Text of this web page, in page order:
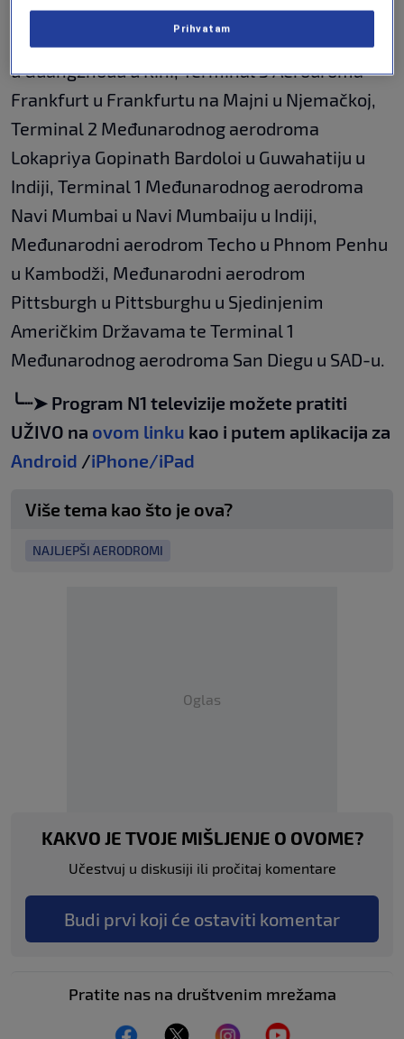
na svijetu za 2026. godinu nalaze se Terminal 3
Međunarodnog aerodroma Guangzhou Baiyun
u Guangzhouu u Kini, Terminal 3 Aerodroma
Frankfurt u Frankfurtu na Majni u Njemačkoj,
Terminal 2 Međunarodnog aerodroma
Lokapriya Gopinath Bardoloi u Guwahatiju u
Indiji, Terminal 1 Međunarodnog aerodroma
Navi Mumbai u Navi Mumbaiju u Indiji,
Međunarodni aerodrom Techo u Phnom Penhu
u Kambodži, Međunarodni aerodrom
Pittsburgh u Pittsburghu u Sjedinjenim
Američkim Državama te Terminal 1
Međunarodnog aerodroma San Diegu u SAD-u.
╰┈➤ Program N1 televizije možete pratiti
UŽIVO na ovom linku kao i putem aplikacija za
Android /iPhone/iPad
Više tema kao što je ova?
NAJLJEPŠI AERODROMI
Oglas
KAKVO JE TVOJE MIŠLJENJE O OVOME?
Učestvuj u diskusiji ili pročitaj komentare
Budi prvi koji će ostaviti komentar
Pratite nas na društvenim mrežama
Prihvatam